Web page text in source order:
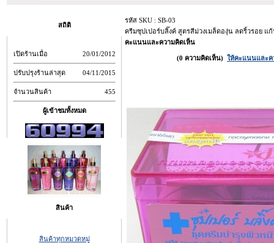
สถิติ
เปิดร้านเมื่อ 20/01/2012
ปรับปรุงร้านล่าสุด 04/11/2015
จำนวนสินค้า 455
ผู้เข้าชมทั้งหมด
สินค้า
สินค้าทุกหมวดหมู่
รหัส SKU : SB-03
ครีมซุปเปอร์บลิ๊งค์ สูตรสีม่วงเมล็ดองุ่น ลดริ้วรอย
คะแนนและความคิดเห็น
(0 ความคิดเห็น) ให้คะแนนและ